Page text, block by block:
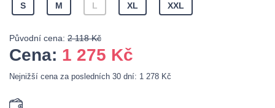
S M L XL XXL
Původní cena: 2 118 Kč
Cena: 1 275 Kč
Nejnižší cena za posledních 30 dní: 1 278 Kč